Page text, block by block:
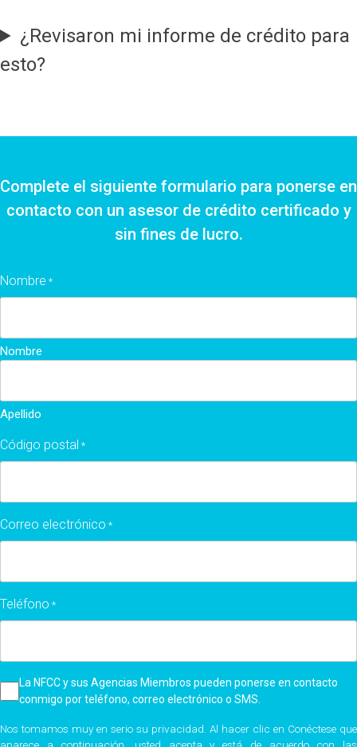
¿Revisaron mi informe de crédito para
esto?
Complete el siguiente formulario para ponerse en
contacto con un asesor de crédito certificado y
sin fines de lucro.
Nombre *
Nombre
Apellido
Código postal *
code
Correo electrónico *
Teléfono *
Checkbox
*
La NFCC y sus Agencias Miembros pueden ponerse en contacto
conmigo por teléfono, correo electrónico o SMS.
Nos tomamos muy en serio su privacidad. Al hacer clic en Conéctese que